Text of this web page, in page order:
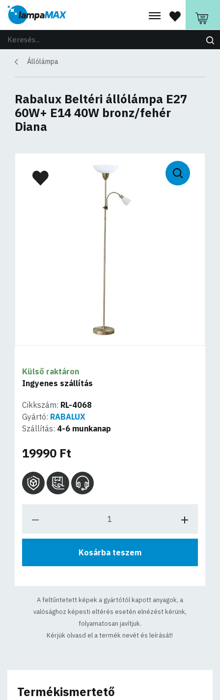
Állólámpa
Rabalux Beltéri állólámpa E27
60W+ E14 40W bronz/fehér
Diana
Külső raktáron
Ingyenes szállítás
Cikkszám: RL-4068
Gyártó: RABALUX
Szállítás: 4-6 munkanap
19990 Ft
Kosárba teszem
A feltűntetett képek a gyártótól kapott anyagok, a
valósághoz képesti eltérés esetén elnézést kérünk,
folyamatosan javítjuk.
Kérjük olvasd el a termék nevét és leírását!
Termékismertető